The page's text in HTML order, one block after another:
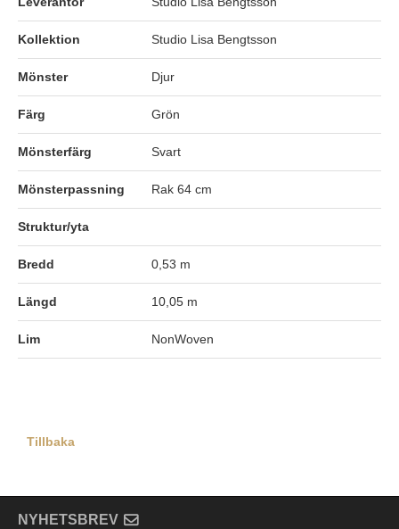
Kollektion Studio Lisa Bengtsson
Mönster Djur
Färg Grön
Mönsterfärg Svart
Mönsterpassning Rak 64 cm
Struktur/yta
Bredd 0,53 m
Längd 10,05 m
Lim NonWoven
Tillbaka
NYHETSBREV